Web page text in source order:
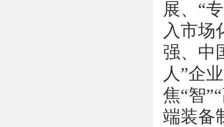
展、 “
入市场
强、中
人”企
焦“智”“
端装备